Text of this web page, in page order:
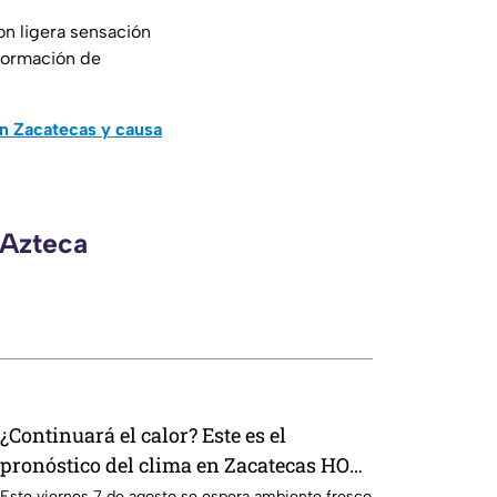
ligera sensación
de
Zacatecas y causa
¿Continuará el calor? Este es el
pronóstico del clima en Zacatecas HOY